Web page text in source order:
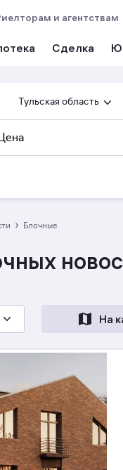
Сделка
и агентствам
Тульская область
› блочные
На